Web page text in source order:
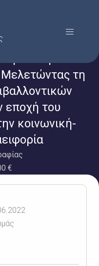
Menu
πόλη στο
τη
εποχή του
κοινωνική-
€